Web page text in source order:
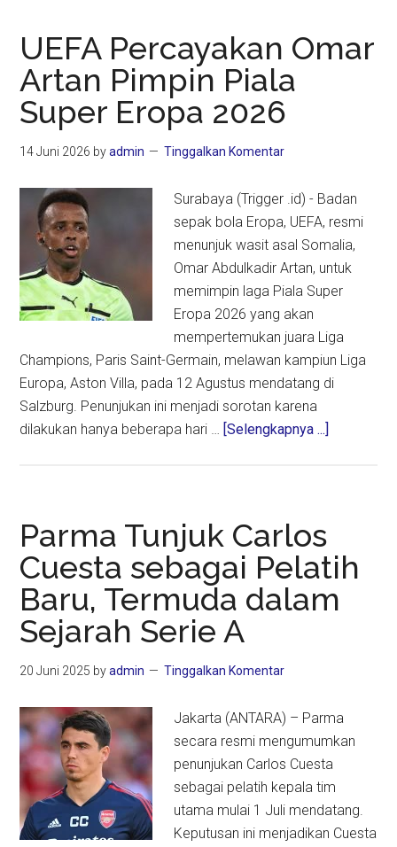
UEFA Percayakan Omar
Artan Pimpin Piala
Super Eropa 2026
14 Juni 2026 byadmin Tinggalkan Komentar
Surabaya (Trigger .id) - Badan
sepak bola Eropa, UEFA, resmi
menunjuk wasit asal Somalia,
Omar Abdulkadir Artan, untuk
memimpin laga Piala Super
Eropa 2026 yang akan
mempertemukan juara Liga
Champions, Paris Saint-Germain, melawan kampiun Liga
Europa, Aston Villa, pada 12 Agustus mendatang di
Salzburg. Penunjukan ini menjadi sorotan karena
dilakukan hanya beberapa hari … [Selengkapnya ...]
Piala
Super
Eropa
Parma Tunjuk Carlos
Cuesta sebagai Pelatih
Baru, Termuda dalam
Sejarah Serie A
20 Juni 2025 byadmin Tinggalkan Komentar
Jakarta (ANTARA) – Parma
secara resmi mengumumkan
penunjukan Carlos Cuesta
sebagai pelatih kepala tim
utama mulai 1 Juli mendatang.
Keputusan ini menjadikan Cuesta